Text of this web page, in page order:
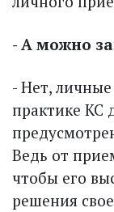
- А можно
- Нет,
практике КС
Ведь от
чтобы его
решения